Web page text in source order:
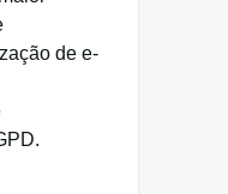
de e-